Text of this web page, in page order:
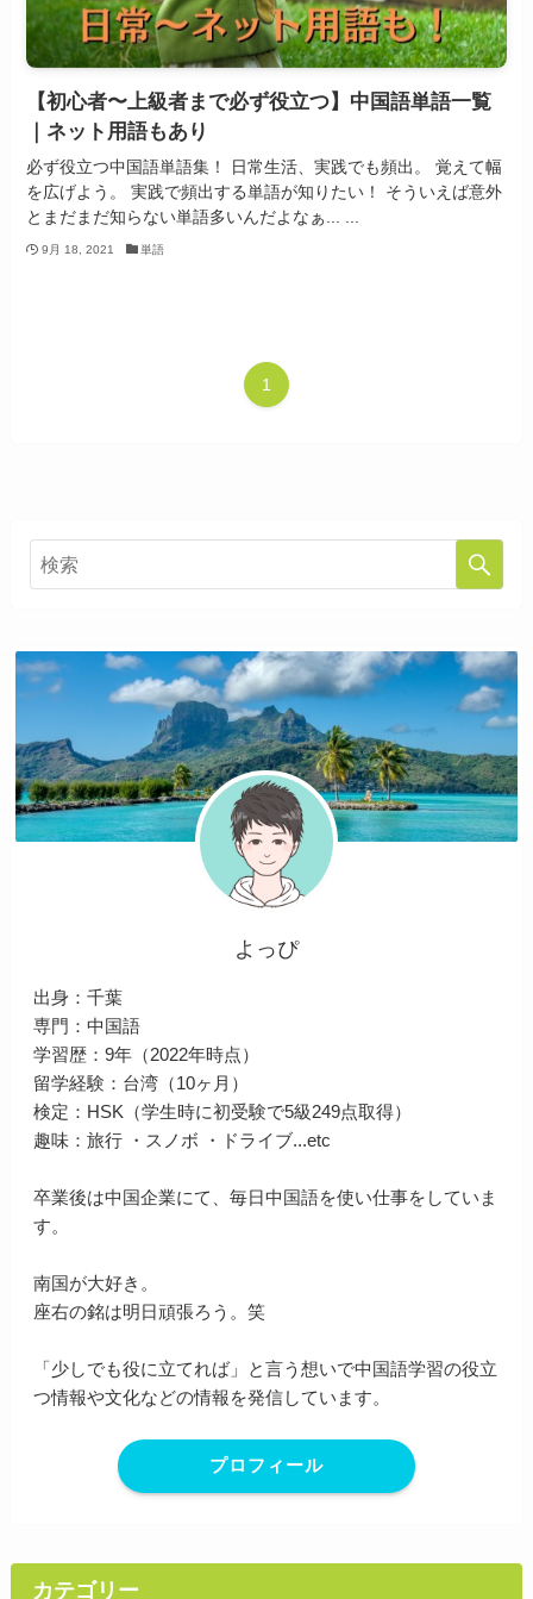
【初心者〜上級者まで必ず役立つ】中国語単語一覧
｜ネット用語もあり
必ず役立つ中国語単語集！ 日常生活、実践でも頻出。 覚えて幅
を広げよう。 実践で頻出する単語が知りたい！ そういえば意外
とまだまだ知らない単語多いんだよなぁ... ...
9月 18, 2021 単語
1
よっぴ
出身：千葉
専門：中国語
学習歴：9年（2022年時点）
留学経験：台湾（10ヶ月）
検定：HSK（学生時に初受験で5級249点取得）
趣味：旅行 ・スノボ ・ドライブ...etc
卒業後は中国企業にて、毎日中国語を使い仕事をしていま
す。
南国が大好き。
座右の銘は明日頑張ろう。笑
「少しでも役に立てれば」と言う想いで中国語学習の役立
つ情報や文化などの情報を発信しています。
プロフィール
カテゴリー